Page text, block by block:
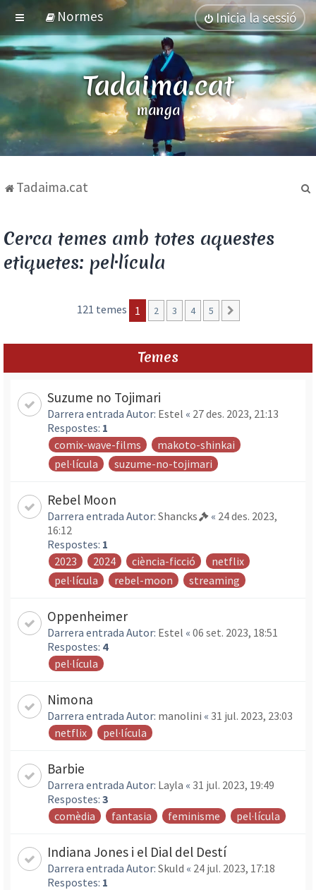
Normes Inicia la sessió
Tadaima.cat
manga
Tadaima.cat
Cerca temes amb totes aquestes
etiquetes: pel·lícula
121 temes 1 2 3 4 5
Temes
Suzume no Tojimari
Darrera entrada Autor: Estel « 27 des. 2023, 21:13
Respostes: 1
comix-wave-films
makoto-shinkai
pel·lícula
suzume-no-tojimari
Rebel Moon
Darrera entrada Autor: Shancks « 24 des. 2023,
16:12
Respostes: 1
2023
2024 ciència-ficció
netflix
pel·lícula
rebel-moon streaming
Oppenheimer
Darrera entrada Autor: Estel « 06 set. 2023, 18:51
Respostes: 4
pel·lícula
Nimona
Darrera entrada Autor: manolini « 31 jul. 2023, 23:03
netflix
pel·lícula
Barbie
Darrera entrada Autor: Layla « 31 jul. 2023, 19:49
Respostes: 3
comèdia
fantasia feminisme pel·lícula
Indiana Jones i el Dial del Destí
Darrera entrada Autor: Skuld « 24 jul. 2023, 17:18
Respostes: 1